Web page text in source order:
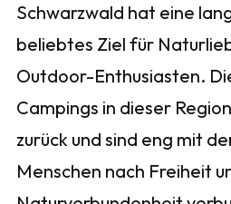
Schwarzwald hat eine
beliebtes Ziel für
Outdoor-Enthusiasten.
Campings in dieser
zurück und sind eng mit
Menschen nach Freiheit